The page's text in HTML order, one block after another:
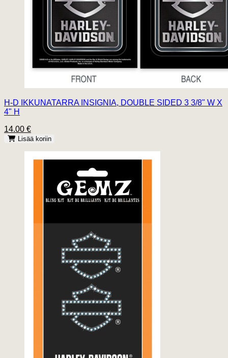
H-D IKKUNATARRA INSIGNIA, DOUBLE SIDED 3 3/8" W X
4" H
14.00 €
Lisää koriin